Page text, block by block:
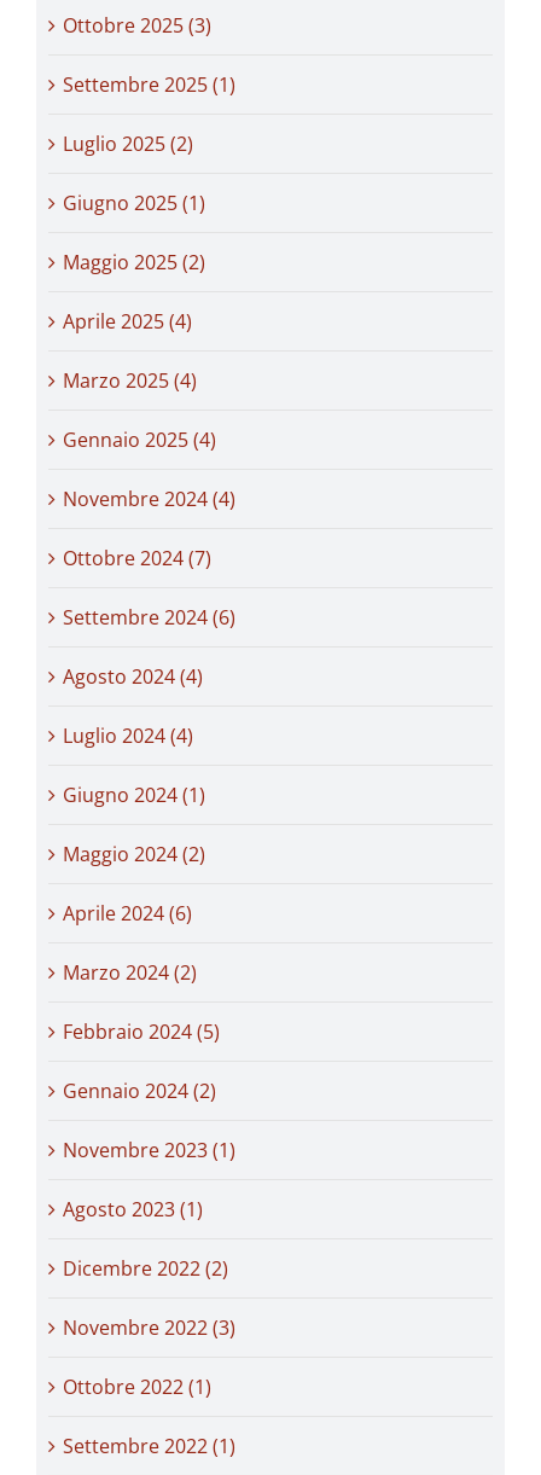
Ottobre 2025 (3)
Settembre 2025 (1)
Luglio 2025 (2)
Giugno 2025 (1)
Maggio 2025 (2)
Aprile 2025 (4)
Marzo 2025 (4)
Gennaio 2025 (4)
Novembre 2024 (4)
Ottobre 2024 (7)
Settembre 2024 (6)
Agosto 2024 (4)
Luglio 2024 (4)
Giugno 2024 (1)
Maggio 2024 (2)
Aprile 2024 (6)
Marzo 2024 (2)
Febbraio 2024 (5)
Gennaio 2024 (2)
Novembre 2023 (1)
Agosto 2023 (1)
Dicembre 2022 (2)
Novembre 2022 (3)
Ottobre 2022 (1)
Settembre 2022 (1)